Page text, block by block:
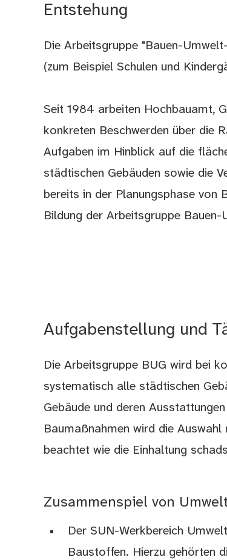
Entstehung
Die Arbeitsgruppe "Bauen-
(zum Beispiel Schulen und
Seit 1984 arbeiten Hochbauamt,
konkreten Beschwerden über die
Aufgaben im Hinblick auf die
städtischen Gebäuden sowie die
bereits in der Planungsphase
Bildung der Arbeitsgruppe Bauen-
Aufgabenstellung und
Die Arbeitsgruppe BUG wird bei
systematisch alle städtischen
Gebäude und deren
Baumaßnahmen wird die
beachtet wie die Einhaltung
Zusammenspiel von
Der SUN-Werkbereich
Baustoffen. Hierzu gehörten